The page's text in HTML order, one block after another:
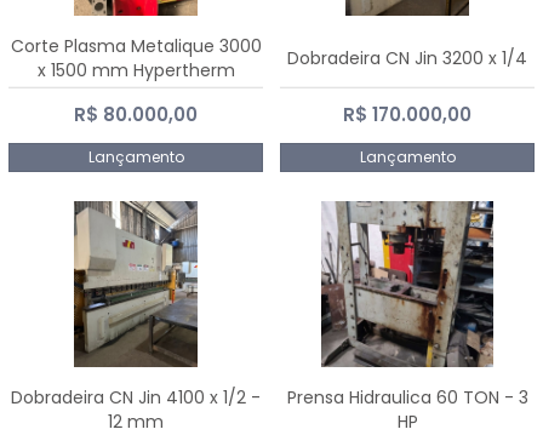
Corte Plasma Metalique 3000
x 1500 mm Hypertherm
Powermax 45 xp
R$ 80.000,00
Lançamento
Dobradeira CN Jin 3200 x 1/4
R$ 170.000,00
Lançamento
Dobradeira CN Jin 4100 x 1/2 -
12 mm
Prensa Hidraulica 60 TON - 3
HP